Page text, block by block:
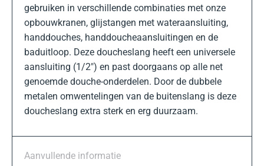
gebruiken in verschillende combinaties met onze
opbouwkranen, glijstangen met wateraansluiting,
handdouches, handdoucheaansluitingen en de
baduitloop. Deze doucheslang heeft een universele
aansluiting (1/2″) en past doorgaans op alle net
genoemde douche-onderdelen. Door de dubbele
metalen omwentelingen van de buitenslang is deze
doucheslang extra sterk en erg duurzaam.
Aanvullende informatie